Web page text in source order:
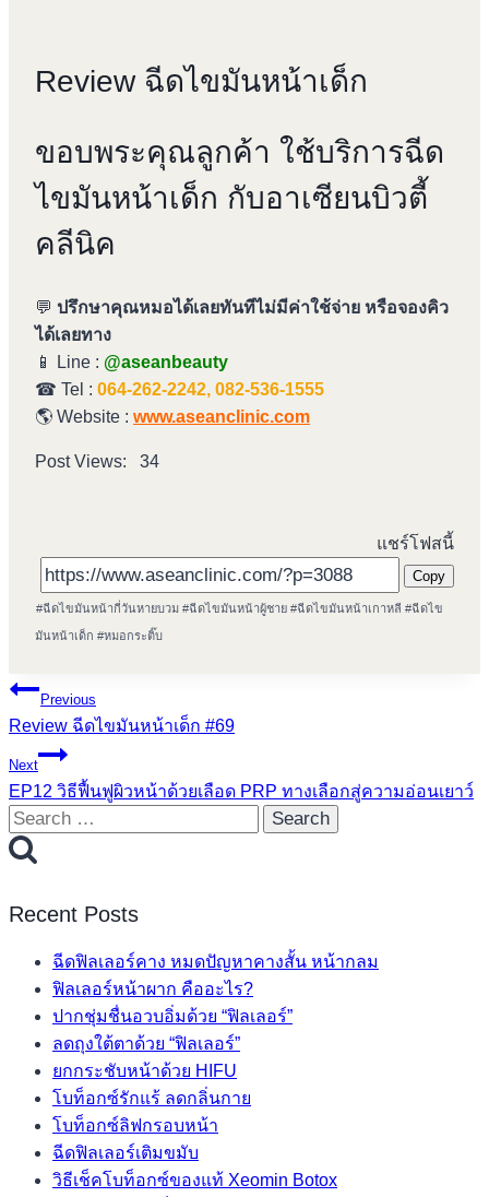
Review ฉีดไขมันหน้าเด็ก
ขอบพระคุณลูกค้า ใช้บริการฉีด
ไขมันหน้าเด็ก กับอาเซียนบิวตี้
คลีนิค
💬 ปรึกษาคุณหมอได้เลยทันทีไม่มีค่าใช้จ่าย หรือจองคิว
ได้เลยทาง
📱 Line : @aseanbeauty
☎ Tel : 064-262-2242, 082-536-1555
🌎 Website : www.aseanclinic.com
Post Views: 34
แชร์โฟสนี้
Copy
Post
Tags:
#ฉีดไขมันหน้ากี่วันหายบวม #ฉีดไขมันหน้าผู้ชาย #ฉีดไขมันหน้าเกาหลี #ฉีดไข
มันหน้าเด็ก #หมอกระติ๊บ
Post
navigation
Previous
Review ฉีดไขมันหน้าเด็ก #69
Next
EP12 วิธีฟื้นฟูผิวหน้าด้วยเลือด PRP ทางเลือกสู่ความอ่อนเยาว์
Search
for:
Recent Posts
ฉีดฟิลเลอร์คาง หมดปัญหาคางสั้น หน้ากลม
ฟิลเลอร์หน้าผาก คืออะไร?
ปากชุ่มชื่นอวบอิ่มด้วย “ฟิลเลอร์”
ลดถุงใต้ตาด้วย “ฟิลเลอร์”
ยกกระชับหน้าด้วย HIFU
โบท็อกซ์รักแร้ ลดกลิ่นกาย
โบท็อกซ์ลิฟกรอบหน้า
ฉีดฟิลเลอร์เติมขมับ
วิธีเช็คโบท็อกซ์ของแท้ Xeomin Botox